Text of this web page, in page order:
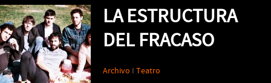
LA ESTRUCTURA
DEL FRACASO
Archivo I Teatro